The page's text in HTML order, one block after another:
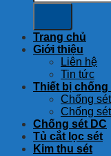
Trang chủ
Giới thiệu
Liên hệ
Tin tức
Thiết bị chống
Chống
Chống
Chống sét DC
Tủ cắt lọc sét
Kim thu sét